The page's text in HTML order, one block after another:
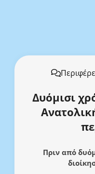
Δυόμισι
Πριν από